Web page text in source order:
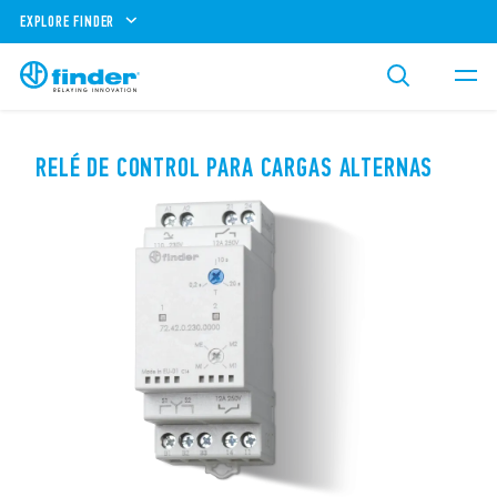
EXPLORE FINDER
RELÉ DE CONTROL PARA CARGAS ALTERNAS